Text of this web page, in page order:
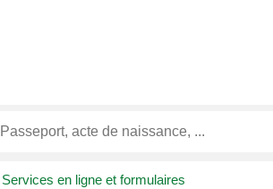
Services en ligne et formulaires